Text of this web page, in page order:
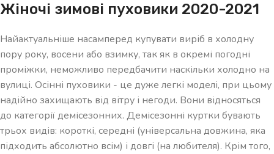
Жіночі зимові пуховики 2020-2021
Найактуальніше насамперед купувати виріб в холодну
пору року, восени або взимку, так як в окремі погодні
проміжки, неможливо передбачити наскільки холодно на
вулиці. Осінні пуховики - це дуже легкі моделі, при цьому
надійно захищають від вітру і негоди. Вони відносяться
до категорії демісезонних. Демісезонні куртки бувають
трьох видів: короткі, середні (універсальна довжина, яка
підходить абсолютно всім) і довгі (на любителя). Крім того,